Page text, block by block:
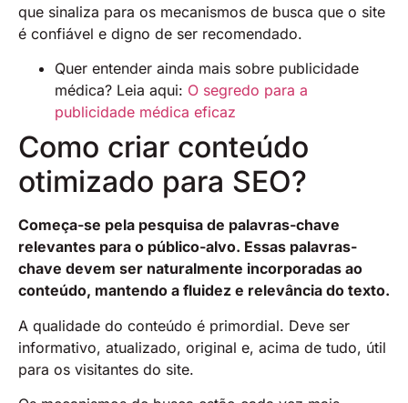
que sinaliza para os mecanismos de busca que o site
é confiável e digno de ser recomendado.
Quer entender ainda mais sobre publicidade
médica? Leia aqui: O segredo para a
publicidade médica eficaz
Como criar conteúdo
otimizado para SEO?
Começa-se pela pesquisa de palavras-chave
relevantes para o público-alvo. Essas palavras-
chave devem ser naturalmente incorporadas ao
conteúdo, mantendo a fluidez e relevância do texto.
A qualidade do conteúdo é primordial. Deve ser
informativo, atualizado, original e, acima de tudo, útil
para os visitantes do site.